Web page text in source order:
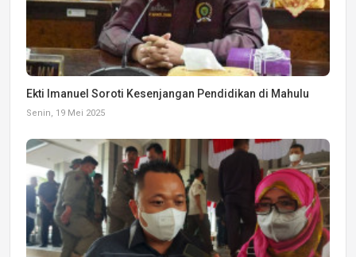
Ekti Imanuel Soroti Kesenjangan Pendidikan di Mahulu
Senin, 19 Mei 2025